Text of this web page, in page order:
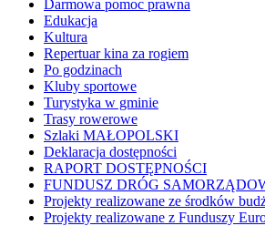
Darmowa pomoc prawna
Edukacja
Kultura
Repertuar kina za rogiem
Po godzinach
Kluby sportowe
Turystyka w gminie
Trasy rowerowe
Szlaki MAŁOPOLSKI
Deklaracja dostępności
RAPORT DOSTĘPNOŚCI
FUNDUSZ DRÓG
Projekty realizowane ze środków
Projekty realizowane z Funduszy